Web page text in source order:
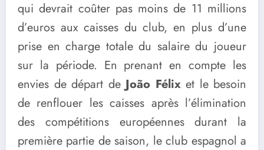
qui devrait coûter pas moins de 11 millions
d’euros aux caisses du club, en plus d’une
prise en charge totale du salaire du joueur
sur la période. En prenant en compte les
envies de départ deJoão Félixet le besoin
de renflouer les caisses après l’élimination
des compétitions européennes durant la
première partie de saison, le club espagnol a